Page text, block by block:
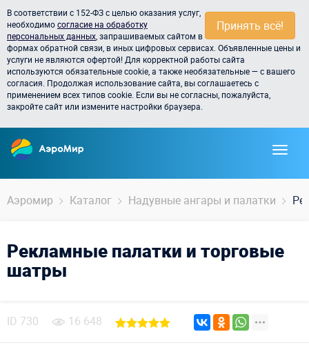
Принять всё!
В соответствии с 152-ФЗ с целью оказания услуг,
необходимосогласие на обработку
персональных данных , запрашиваемых сайтом в
формах обратной связи, в иных цифровых сервисах. Объявленные цены и
услуги не являются офертой! Для корректной работы сайта
используются обязательные cookie, а также необязательные — с вашего
согласия. Продолжая использование сайта, вы соглашаетесь с
применением всех типов cookie. Если вы не согласны, пожалуйста,
закройте сайт или измените настройки браузера.
Аэромир Каталог Надувные ангары и палатки
Рекламные палатки и торговые
шатры
ID 730 16 648